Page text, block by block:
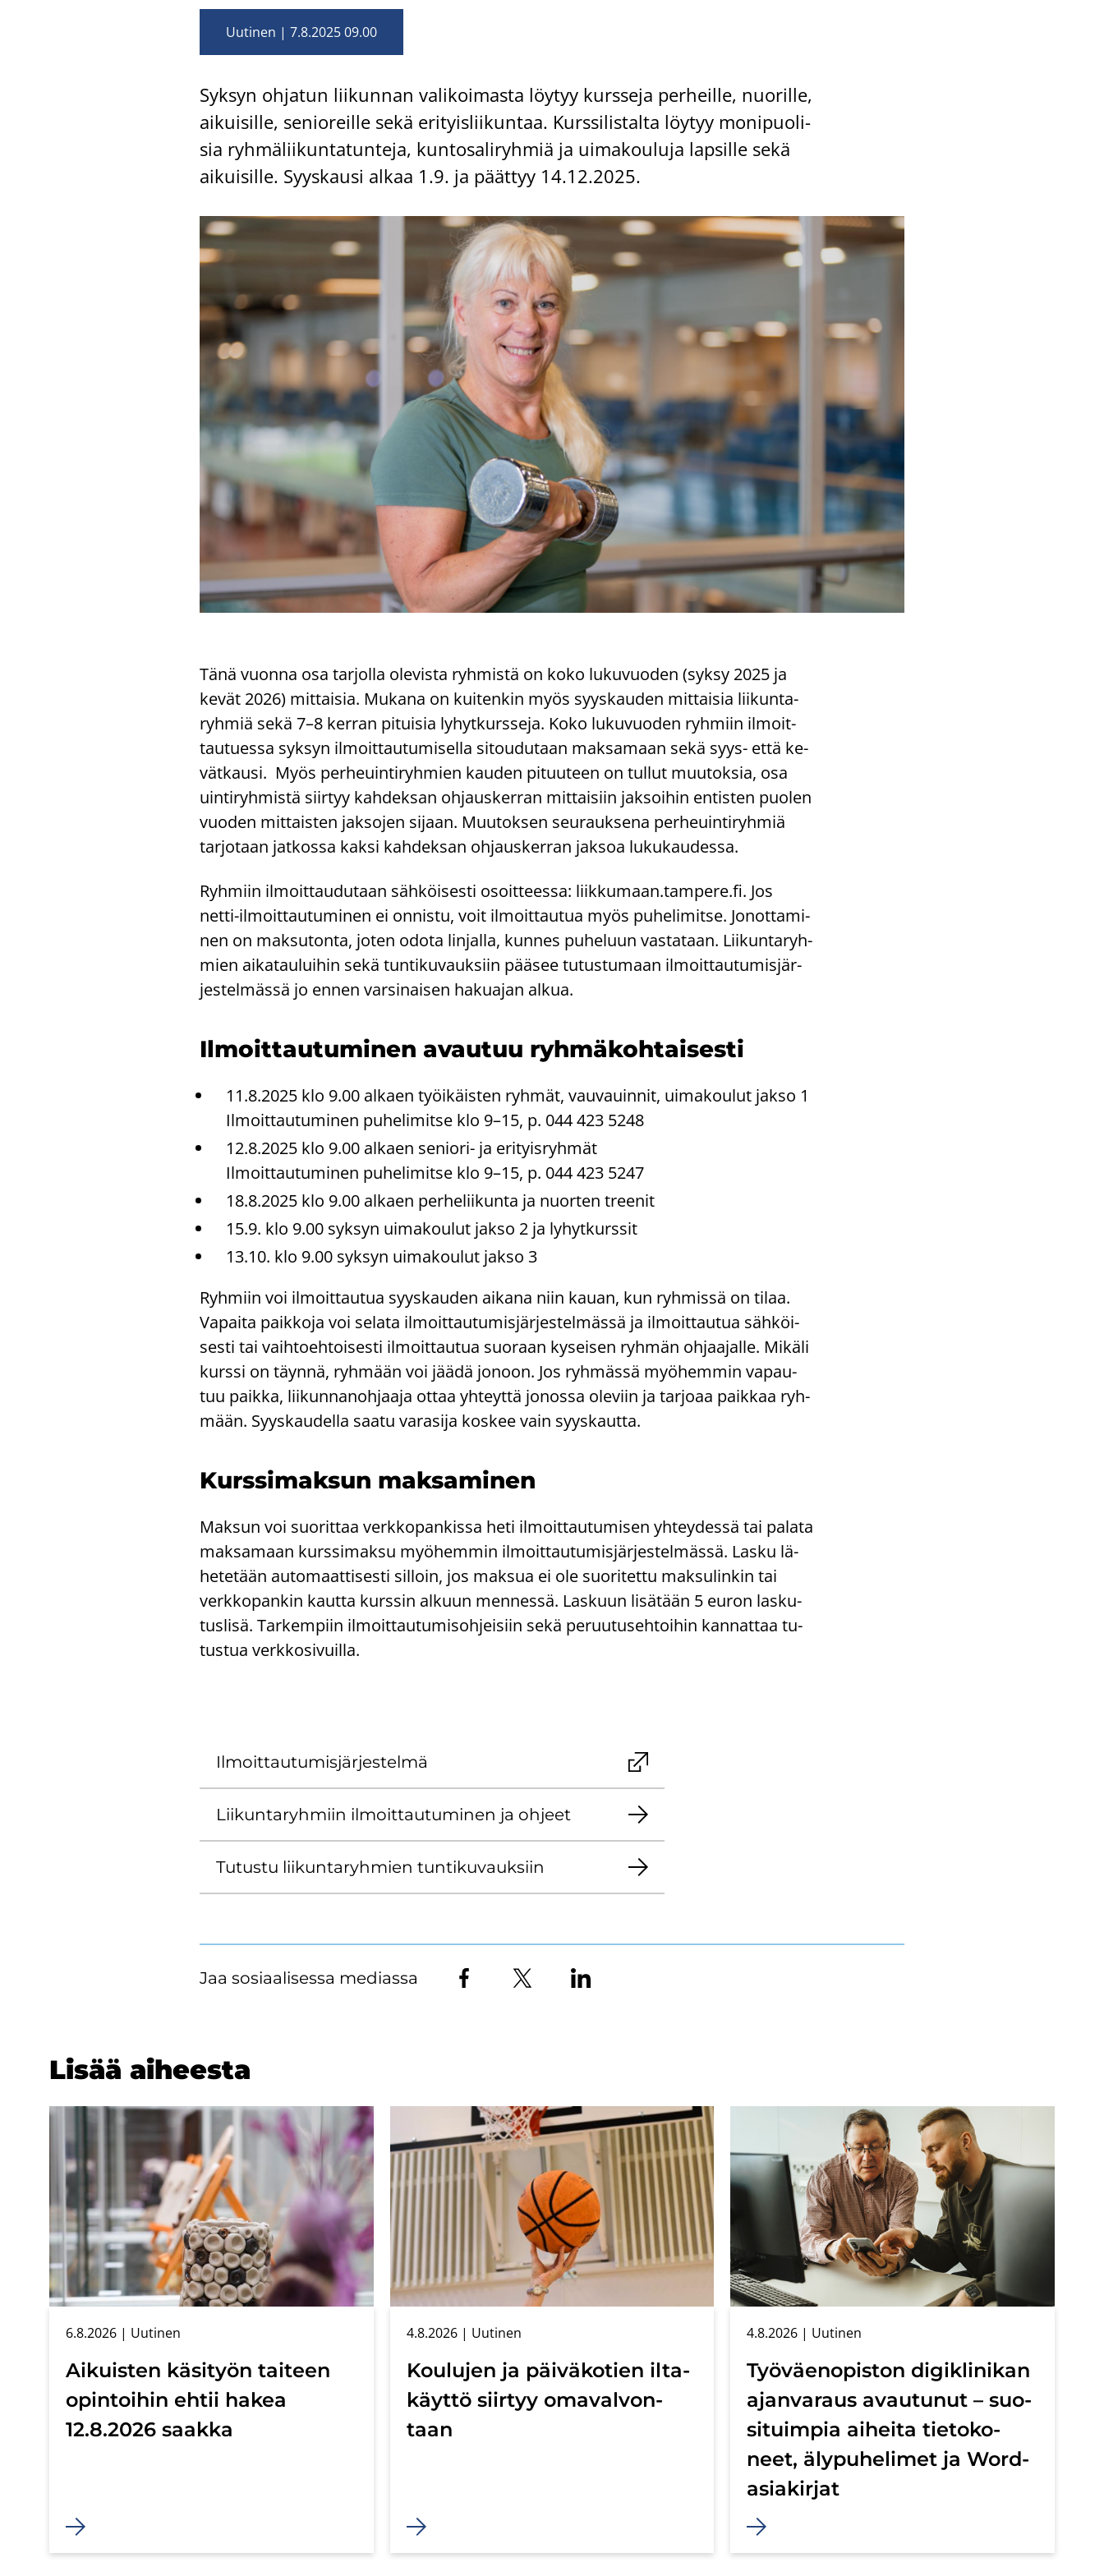
Uutinen 7.8.2025 09.00
Syk­syn oh­ja­tun lii­kun­nan va­li­koi­mas­ta löy­tyy kurs­se­ja per­heil­le, nuo­ril­le,
ai­kui­sil­le, se­nio­reil­le sekä eri­tyis­lii­kun­taa. Kurs­si­lis­tal­ta löy­tyy mo­ni­puo­li­
sia ryh­mä­lii­kun­ta­tun­te­ja, kun­to­sa­li­ryh­miä ja ui­ma­kou­lu­ja lap­sil­le sekä
ai­kui­sil­le. Syys­kausi alkaa 1.9. ja päät­tyy 14.12.2025.
Tänä vuon­na osa tar­jol­la ole­vis­ta ryh­mis­tä on koko lu­ku­vuo­den (syksy 2025 ja
kevät 2026) mit­tai­sia. Mu­ka­na on kui­ten­kin myös syys­kau­den mit­tai­sia lii­kun­ta­
ryh­miä sekä 7–8 ker­ran pi­tui­sia ly­hyt­kurs­se­ja. Koko lu­ku­vuo­den ryh­miin il­moit­
tau­tues­sa syk­syn il­moit­tau­tu­mi­sel­la si­tou­du­taan mak­sa­maan sekä syys- että ke­
vät­kausi. Myös per­heuin­ti­ryh­mien kau­den pi­tuu­teen on tul­lut muu­tok­sia, osa
uin­ti­ryh­mis­tä siir­tyy kah­dek­san oh­jaus­ker­ran mit­tai­siin jak­soi­hin en­tis­ten puo­len
vuo­den mit­tais­ten jak­so­jen si­jaan. Muu­tok­sen seu­rauk­se­na per­heuin­ti­ryh­miä
tar­jo­taan jat­kos­sa kaksi kah­dek­san oh­jaus­ker­ran jak­soa lu­ku­kau­des­sa.
Ryh­miin il­moit­tau­du­taan säh­köi­ses­ti osoit­tees­sa: liik­ku­maan.tam­pe­re.fi. Jos
netti-​ilmoittautuminen ei on­nis­tu, voit il­moit­tau­tua myös pu­he­li­mit­se. Jo­not­ta­mi­
nen on mak­su­ton­ta, joten odota lin­jal­la, kun­nes pu­he­luun vas­ta­taan. Lii­kun­ta­ryh­
mien ai­ka­tau­lui­hin sekä tun­ti­ku­vauk­siin pää­see tu­tus­tu­maan il­moit­tau­tu­mis­jär­
jes­tel­mäs­sä jo ennen var­si­nai­sen ha­kua­jan alkua.
Il­moit­tau­tu­mi­nen avau­tuu ryh­mä­koh­tai­ses­ti
11.8.2025 klo 9.00 al­kaen työi­käis­ten ryh­mät, vau­vauin­nit, ui­ma­kou­lut jakso 1
Il­moit­tau­tu­mi­nen pu­he­li­mit­se klo 9–15, p. 044 423 5248
12.8.2025 klo 9.00 al­kaen seniori-​ ja eri­tyis­ryh­mät
Il­moit­tau­tu­mi­nen pu­he­li­mit­se klo 9–15, p. 044 423 5247
18.8.2025 klo 9.00 al­kaen per­he­lii­kun­ta ja nuor­ten tree­nit
15.9. klo 9.00 syk­syn ui­ma­kou­lut jakso 2 ja ly­hyt­kurs­sit
13.10. klo 9.00 syk­syn ui­ma­kou­lut jakso 3
Ryh­miin voi il­moit­tau­tua syys­kau­den ai­ka­na niin kauan, kun ryh­mis­sä on tilaa.
Va­pai­ta paik­ko­ja voi se­la­ta il­moit­tau­tu­mis­jär­jes­tel­mäs­sä ja il­moit­tau­tua säh­köi­
ses­ti tai vaih­toeh­toi­ses­ti il­moit­tau­tua suo­raan ky­sei­sen ryh­män oh­jaa­jal­le. Mi­kä­li
kurs­si on täyn­nä, ryh­mään voi jäädä jo­noon. Jos ryh­mäs­sä myö­hem­min va­pau­
tuu paik­ka, lii­kun­na­noh­jaa­ja ottaa yh­teyt­tä jo­nos­sa ole­viin ja tar­jo­aa paik­kaa ryh­
mään. Syys­kau­del­la saatu va­ra­si­ja kos­kee vain syys­kaut­ta.
Kurs­si­mak­sun mak­sa­mi­nen
Mak­sun voi suo­rit­taa verk­ko­pan­kis­sa heti il­moit­tau­tu­mi­sen yh­tey­des­sä tai pa­la­ta
mak­sa­maan kurs­si­mak­su myö­hem­min il­moit­tau­tu­mis­jär­jes­tel­mäs­sä. Lasku lä­
he­te­tään au­to­maat­ti­ses­ti sil­loin, jos mak­sua ei ole suo­ri­tet­tu mak­su­lin­kin tai
verk­ko­pan­kin kaut­ta kurs­sin al­kuun men­nes­sä. Las­kuun li­sä­tään 5 euron las­ku­
tus­li­sä. Tar­kem­piin il­moit­tau­tu­mis­oh­jei­siin sekä pe­ruu­tuseh­toi­hin kan­nat­taa tu­
tus­tua verk­ko­si­vuil­la.
Il­moit­tau­tu­mis­jär­jes­tel­mä
Lii­kun­ta­ryh­miin il­moit­tau­tu­mi­nen ja oh­jeet
Tu­tus­tu lii­kun­ta­ryh­mien tun­ti­ku­vauk­siin
Jaa sosiaalisessa mediassa
Lisää ai­hees­ta
Ai­kuis­ten kä­si­työn tai­teen
opin­toi­hin ehtii hakea
12.8.2026 saak­ka
6.8.2026 | Uu­ti­nen
Kou­lu­jen ja päi­vä­ko­tien il­ta­
käyt­tö siir­tyy oma­val­von­
taan
4.8.2026| Uu­ti­nen
Työ­väen­opis­ton di­gikli­ni­kan
ajan­va­raus avau­tu­nut – suo­
si­tuim­pia ai­hei­ta tie­to­ko­
neet, äly­pu­he­li­met ja Word-​
asiakirjat
4.8.2026 | Uu­ti­nen